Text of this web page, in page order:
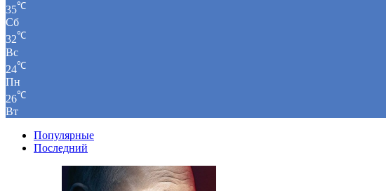
35℃
Сб
32℃
Вс
24℃
Пн
26℃
Вт
Популярные
Последний